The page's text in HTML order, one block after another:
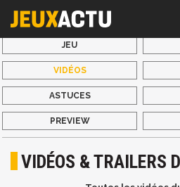
JEU
VIDÉOS
ASTUCES
PREVIEW
VIDÉOS & TRAILERS